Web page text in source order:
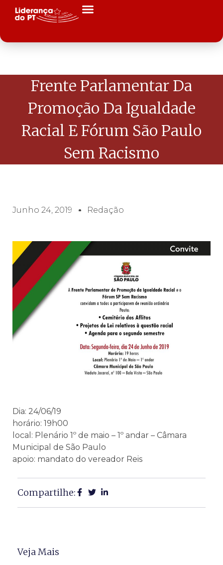
Frente Parlamentar Da
Promoção Da Igualdade
Racial E Fórum São Paulo
Sem Racismo
Junho 24, 2019 Redação
Dia: 24/06/19
horário: 19h00
local: Plenário 1º de maio – 1º andar – Câmara
Municipal de São Paulo
apoio: mandato do vereador Reis
Compartilhe:
Veja Mais